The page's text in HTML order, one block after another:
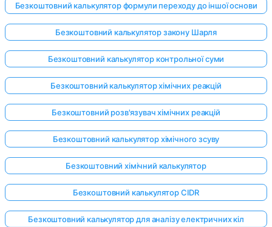
Безкоштовний калькулятор формули переходу до іншої основи
Безкоштовний калькулятор закону Шарля
Безкоштовний калькулятор контрольної суми
Безкоштовний калькулятор хімічних реакцій
Безкоштовний розв'язувач хімічних реакцій
Безкоштовний калькулятор хімічного зсуву
Безкоштовний хімічний калькулятор
Безкоштовний калькулятор CIDR
Безкоштовний калькулятор для аналізу електричних кіл